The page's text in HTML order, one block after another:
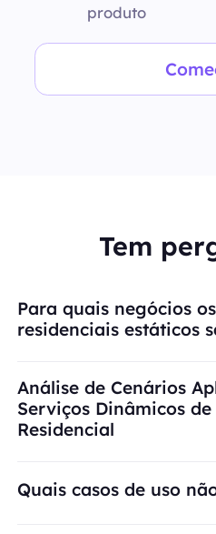
produto
Tem
Para quais negócios
residenciais estáticos
Análise de Cenários
Serviços Dinâmicos
Residencial
Quais casos de uso